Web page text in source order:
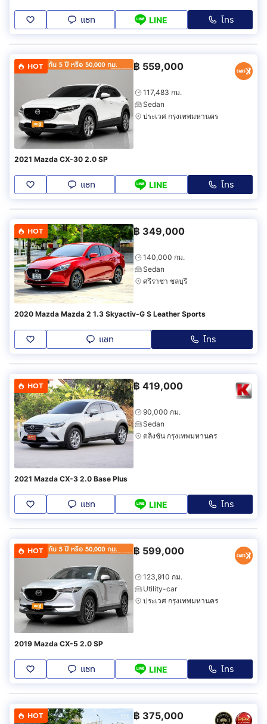
แชท LINE โทร
HOT ฿ 559,000
117,483 กม.
Sedan
ประเวศ กรุงเทพมหานคร
2021 Mazda CX-30 2.0 SP
แชท LINE โทร
HOT ฿ 349,000
140,000 กม.
Sedan
ศรีราชา ชลบุรี
2020 Mazda Mazda 2 1.3 Skyactiv-G S Leather Sports
แชท โทร
HOT ฿ 419,000
90,000 กม.
Sedan
ตลิ่งชัน กรุงเทพมหานคร
2021 Mazda CX-3 2.0 Base Plus
แชท LINE โทร
HOT ฿ 599,000
123,910 กม.
Utility-car
ประเวศ กรุงเทพมหานคร
2019 Mazda CX-5 2.0 SP
แชท LINE โทร
HOT ฿ 375,000